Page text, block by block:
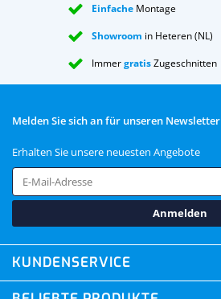
Einfache Montage
Showroom in Heteren (NL)
ImmergratisZugeschnitten
Melden Sie sich an für unseren Newsletter
Erhalten Sie unsere neuesten Angebote
Anmelden
KUNDENSERVICE